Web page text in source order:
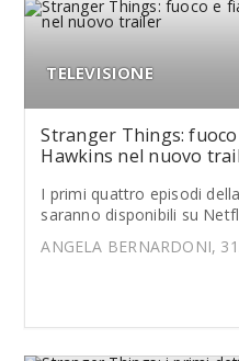
TELEVISIONE
Stranger Things:
Hawkins nel nuovo
I primi quattro episodi
saranno disponibili su
ANGELA BERNARDONI,